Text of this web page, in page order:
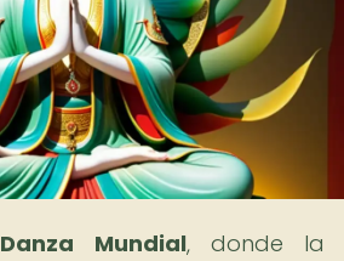
Danza Mundial, donde la